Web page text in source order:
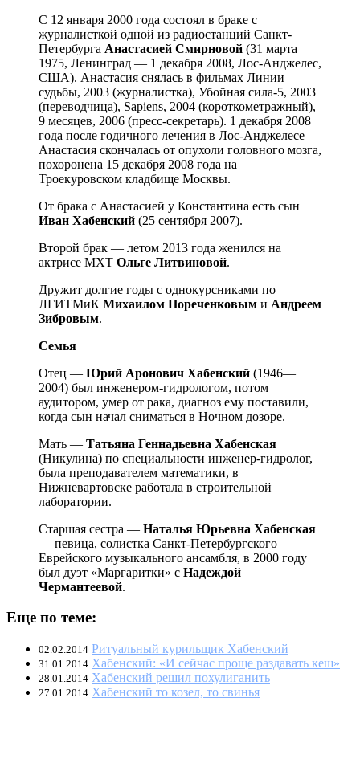
С 12 января 2000 года состоял в браке с
журналисткой одной из радиостанций Санкт-
Петербурга Анастасией Смирновой (31 марта
1975, Ленинград — 1 декабря 2008, Лос-Анджелес,
США). Анастасия снялась в фильмах Линии
судьбы, 2003 (журналистка), Убойная сила-5, 2003
(переводчица), Sapiens, 2004 (короткометражный),
9 месяцев, 2006 (пресс-секретарь). 1 декабря 2008
года после годичного лечения в Лос-Анджелесе
Анастасия скончалась от опухоли головного мозга,
похоронена 15 декабря 2008 года на
Троекуровском кладбище Москвы.
От брака с Анастасией у Константина есть сын
Иван Хабенский (25 сентября 2007).
Второй брак — летом 2013 года женился на
актрисе МХТ Ольге Литвиновой.
Дружит долгие годы с однокурсниками по
ЛГИТМиК Михаилом Пореченковым и Андреем
Зибровым.
Семья
Отец — Юрий Аронович Хабенский (1946—
2004) был инженером-гидрологом, потом
аудитором, умер от рака, диагноз ему поставили,
когда сын начал сниматься в Ночном дозоре.
Мать — Татьяна Геннадьевна Хабенская
(Никулина) по специальности инженер-гидролог,
была преподавателем математики, в
Нижневартовске работала в строительной
лаборатории.
Старшая сестра — Наталья Юрьевна Хабенская
— певица, солистка Санкт-Петербургского
Еврейского музыкального ансамбля, в 2000 году
был дуэт «Маргаритки» с Надеждой
Чермантеевой.
Еще по теме:
02.02.2014 Ритуальный курильщик Хабенский
31.01.2014 Хабенский: «И сейчас проще раздавать кеш»
28.01.2014 Хабенский решил похулиганить
27.01.2014 Хабенский то козел, то свинья